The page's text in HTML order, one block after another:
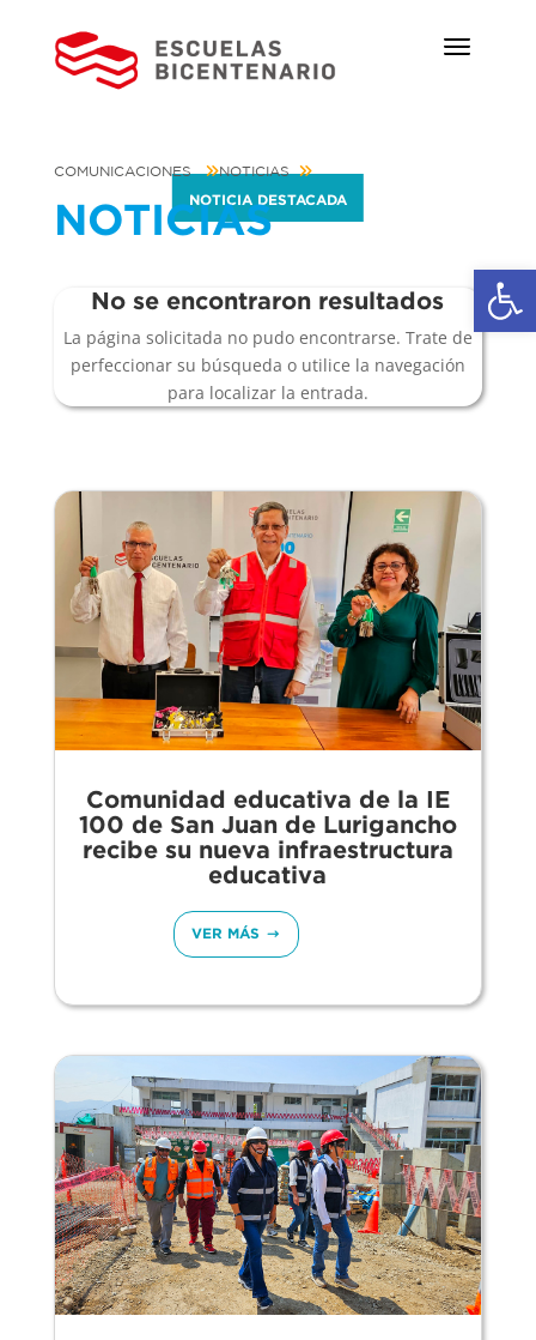
COMUNICACIONES NOTICIAS
NOTICIAS
NOTICIA DESTACADA
No se encontraron resultados
La página solicitada no pudo encontrarse. Trate de
perfeccionar su búsqueda o utilice la navegación
para localizar la entrada.
Comunidad educativa de la IE
100 de San Juan de Lurigancho
recibe su nueva infraestructura
educativa
VER MÁS